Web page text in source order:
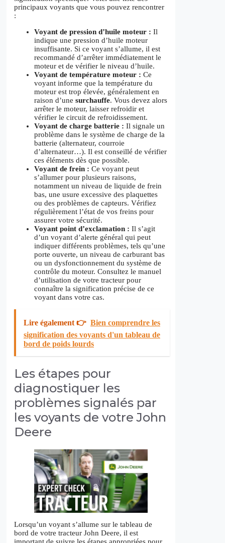
principaux voyants que vous pouvez rencontrer
:
Voyant de pression d’huile moteur : Il
indique une pression d’huile moteur
insuffisante. Si ce voyant s’allume, il est
recommandé d’arrêter immédiatement le
moteur et de vérifier le niveau d’huile.
Voyant de température moteur : Ce
voyant informe que la température du
moteur est trop élevée, généralement en
raison d’une surchauffe. Vous devez alors
arrêter le moteur, laisser refroidir et
vérifier le circuit de refroidissement.
Voyant de charge batterie : Il signale un
problème dans le système de charge de la
batterie (alternateur, courroie
d’alternateur…). Il est conseillé de vérifier
ces éléments dès que possible.
Voyant de frein : Ce voyant peut
s’allumer pour plusieurs raisons,
notamment un niveau de liquide de frein
bas, une usure excessive des plaquettes
ou des problèmes de capteurs. Vérifiez
régulièrement l’état de vos freins pour
assurer votre sécurité.
Voyant point d’exclamation : Il s’agit
d’un voyant d’alerte général qui peut
indiquer différents problèmes, tels qu’une
porte ouverte, un niveau de carburant bas
ou un dysfonctionnement du système de
contrôle du moteur. Consultez le manuel
d’utilisation de votre tracteur pour
connaître la signification précise de ce
voyant dans votre cas.
Lire également 👉 Bien comprendre les
signification des voyants d'un tableau de
bord de poids lourds
Les étapes pour
diagnostiquer les
problèmes signalés par
les voyants de votre John
Deere
Lorsqu’un voyant s’allume sur le tableau de
bord de votre tracteur John Deere, il est